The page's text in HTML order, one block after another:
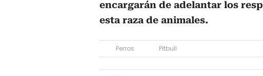
encargarán de adelantar los
esta raza de animales.
Perros Pitbull